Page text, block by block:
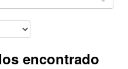
encontrado